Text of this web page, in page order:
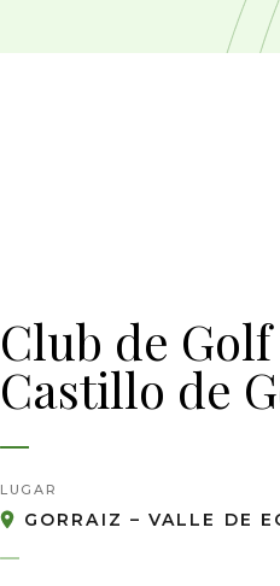
Club de Golf
Castillo de
LUGAR
GORRAIZ – VALLE DE